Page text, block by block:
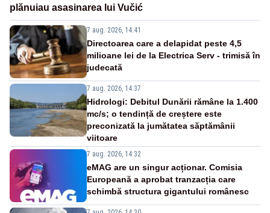
plănuiau asasinarea lui Vučić
7 aug. 2026, 14:41
Directoarea care a delapidat peste 4,5
milioane lei de la Electrica Serv - trimisă în
judecată
7 aug. 2026, 14:37
Hidrologi: Debitul Dunării rămâne la 1.400
mc/s; o tendință de creștere este
preconizată la jumătatea săptămânii
viitoare
7 aug. 2026, 14:32
eMAG are un singur acționar. Comisia
Europeană a aprobat tranzacția care
schimbă structura gigantului românesc